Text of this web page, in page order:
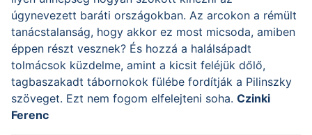
úgynevezett baráti országokban. Az arcokon a rémült
tanácstalanság, hogy akkor ez most micsoda, amiben
éppen részt vesznek? És hozzá a halálsápadt
tolmácsok küzdelme, amint a kicsit feléjük dőlő,
tagbaszakadt tábornokok fülébe fordítják a Pilinszky
szöveget. Ezt nem fogom elfelejteni soha. Czinki
Ferenc